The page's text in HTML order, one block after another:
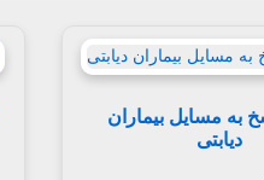
به مسایل بیماران
دیابتی